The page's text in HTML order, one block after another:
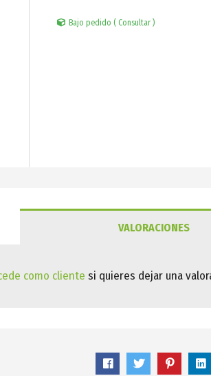
Bajo pedido ( Consultar )
VALORACIONES
como cliente si quieres dejar una